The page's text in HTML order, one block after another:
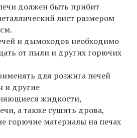
должен быть прибит
лист размером
и дымоходов необходимо
от пыли и других горючих
для розжига печей
и другие
жидкости,
а также сушить дрова,
горючие материалы на печах